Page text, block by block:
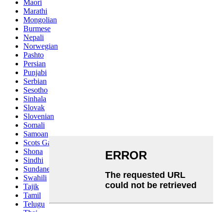
Maori
Marathi
Mongolian
Burmese
Nepali
Norwegian
Pashto
Persian
Punjabi
Serbian
Sesotho
Sinhala
Slovak
Slovenian
Somali
Samoan
Scots Gaelic
Shona
Sindhi
Sundanese
Swahili
Tajik
Tamil
Telugu